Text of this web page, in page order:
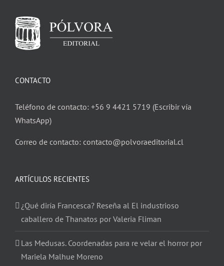
CONTACTO
Teléfono de contacto: +56 9 4421 5719 (Escribir vía
WhatsApp)
Correo de contacto: contacto@polvoraeditorial.cl
ARTÍCULOS RECIENTES
¿Qué diría Francesca? Reseña al El industrioso
caballero de Thanatos por Valeria Fliman
Las Medusas. Coordenadas para re velar el horror por
Mariela Malhue Moreno